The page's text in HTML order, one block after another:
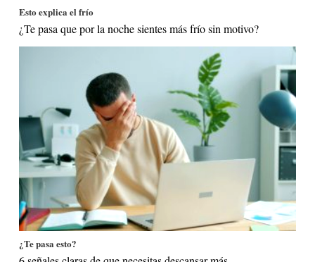
Esto explica el frío
¿Te pasa que por la noche sientes más frío sin motivo?
¿Te pasa esto?